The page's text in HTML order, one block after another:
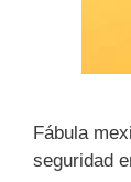
Fábula
seguridad